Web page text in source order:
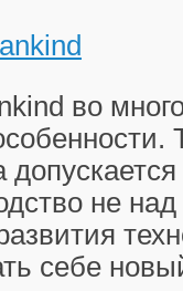
во
не
себе